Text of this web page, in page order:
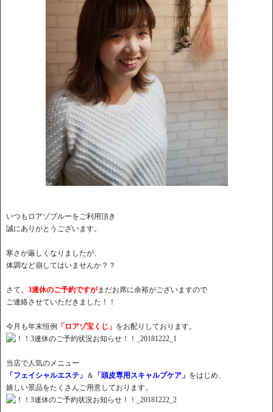
いつもロアゾブルーをご利用頂き
誠にありがとうございます。
寒さが厳しくなりましたが、
体調など崩してはいませんか？？
さて、3連休のご予約ですがまだお席に余裕がございますので
ご連絡させていただきました！！
今月も年末恒例 「ロアゾ宝くじ」 をお配りしております。
当店で人気のメニュー
「フェイシャルエステ」 ＆ 「頭皮専用スキャルプケア」 をはじめ、
嬉しい景品をたくさんご用意しております。